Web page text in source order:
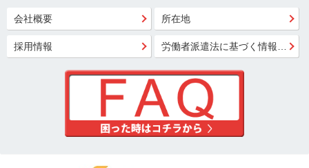
会社概要 所在地
採用情報